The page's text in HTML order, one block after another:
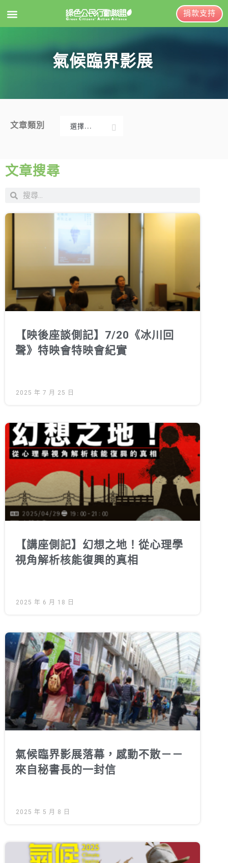
大事記
聯絡資訊
廢除核電
透明足跡
綠盟觀點
新聞稿及聲明
投書及專欄
出版及義賣品
捐款支持
徵才資訊
活動行事曆
活動紀錄
教育推廣申請
加入志工
捐款支持
氣候臨界影展
文章類別 選擇...
文章搜尋
【映後座談側記】7/20《冰川回
聲》特映會特映會紀實
2025 年 7 月 25 日
【講座側記】幻想之地！從心理學
視角解析核能復興的真相
2025 年 6 月 18 日
氣候臨界影展落幕，感動不散－－
來自秘書長的一封信
2025 年 5 月 8 日